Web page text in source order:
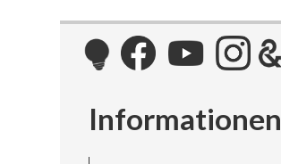
Informationen